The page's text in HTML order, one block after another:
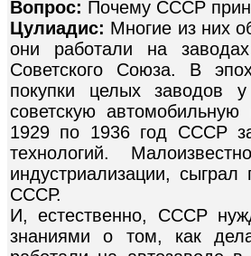
Вопрос: Почему СССР
Цулиадис: Многие из них
они работали на
Советского Союза. В
покупки целых заводов
советскую
1929 по 1936 год СССР
технологий.
индустриализации,
СССР.
И, естественно, СССР
знаниями о том, как